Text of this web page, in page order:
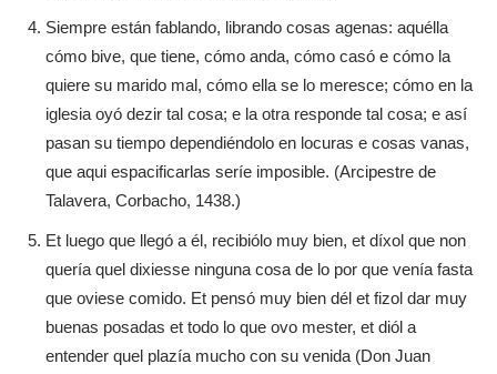
Siempre están fablando, librando cosas agenas: aquélla
cómo bive, que tiene, cómo anda, cómo casó e cómo la
quiere su marido mal, cómo ella se lo meresce; cómo en la
iglesia oyó dezir tal cosa; e la otra responde tal cosa; e así
pasan su tiempo dependiéndolo en locuras e cosas vanas,
que aqui espacificarlas seríe imposible. (Arcipestre de
Talavera, Corbacho, 1438.)
Et luego que llegó a él, recibiólo muy bien, et díxol que non
quería quel dixiesse ninguna cosa de lo por que venía fasta
que oviese comido. Et pensó muy bien dél et fizol dar muy
buenas posadas et todo lo que ovo mester, et diól a
entender quel plazía mucho con su venida (Don Juan